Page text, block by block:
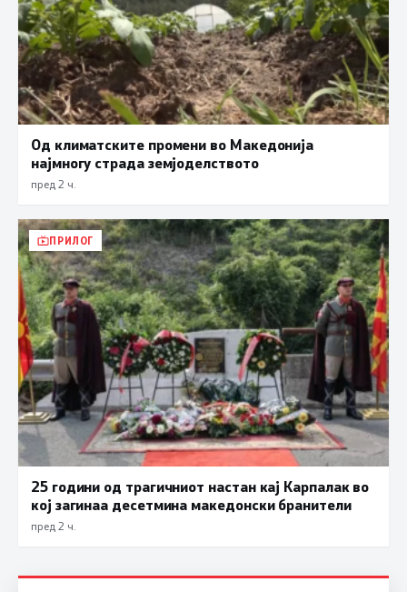
Од климатските промени во Македонија
најмногу страда земјоделството
пред 2 ч.
ПРИЛОГ
25 години од трагичниот настан кај Карпалак во
кој загинаа десетмина македонски бранители
пред 2 ч.